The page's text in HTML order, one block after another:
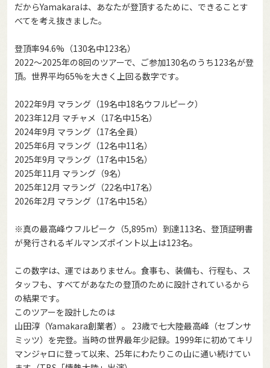
だからYamakaraは、あなたが登頂するために、できることす
べてを考え抜きました。
登頂率94.6%（130名中123名）
2022〜2025年の8回のツアーで、ご参加130名のうち123名が登
頂。世界平均65%を大きく上回る数字です。
2022年9月 マラング（19名中18名ウフルピーク）
2023年12月 マチャメ（17名中15名）
2024年9月 マラング（17名全員）
2025年6月 マラング（12名中11名）
2025年9月 マラング（17名中15名）
2025年11月 マラング（9名）
2025年12月 マラング（22名中17名）
2026年2月 マラング（17名中15名）
※真の最高峰ウフルピーク（5,895m）到達113名、登頂証明書
が発行されるギルマンズポイント以上は123名。
この数字は、運ではありません。食事も、装備も、行程も、ス
タッフも、すべてがあなたの登頂のために設計されているから
の結果です。
このツアーを設計したのは
山田淳（Yamakara創業者）。 23歳で七大陸最高峰（セブンサ
ミッツ）を完登。当時の世界最年少記録。1999年に初めてキリ
マンジャロに登って以来、25年にわたりこの山に通い続けてい